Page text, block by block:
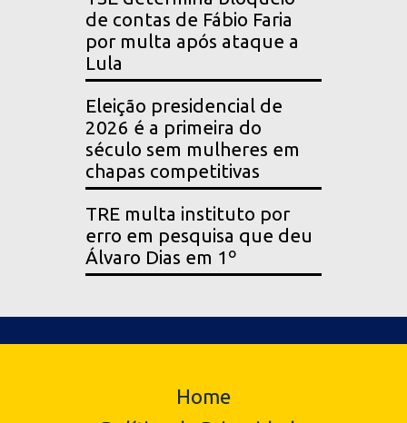
de contas de Fábio Faria
por multa após ataque a
Lula
Eleição presidencial de
2026 é a primeira do
século sem mulheres em
chapas competitivas
TRE multa instituto por
erro em pesquisa que deu
Álvaro Dias em 1º
Home